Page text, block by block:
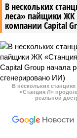
В нескольких
леса» пайщики ЖК
компании Capital
В нескольких
«Станция Л»
реальной